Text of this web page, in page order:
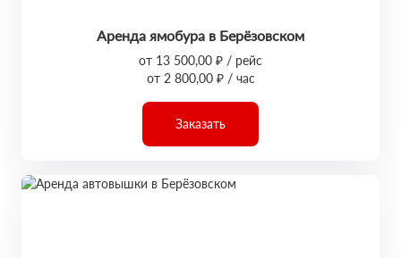
Аренда ямобура в Берёзовском
от 13 500,00 ₽ / рейс
от 2 800,00 ₽ / час
Заказать